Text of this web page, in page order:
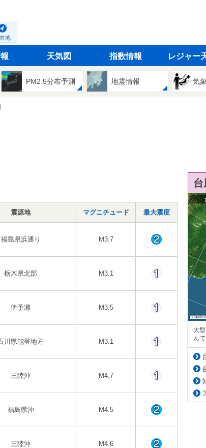
地
天気図 指数情報 レジャー
PM2.5分布予測 地震情報 気
震源地 マグニチュード 最大震度
福島県浜通り M3.7
栃木県北部 M3.1
伊予灘 M3.5
川県能登地方 M3.1
三陸沖 M4.7
福島県沖 M4.5
三陸沖 M4.6
大
ん